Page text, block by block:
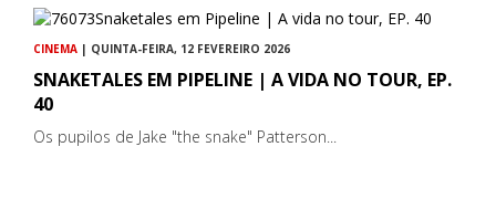
CINEMA | QUINTA-FEIRA, 12 FEVEREIRO 2026
SNAKETALES EM PIPELINE | A VIDA NO TOUR, EP.
40
Os pupilos de Jake "the snake" Patterson...